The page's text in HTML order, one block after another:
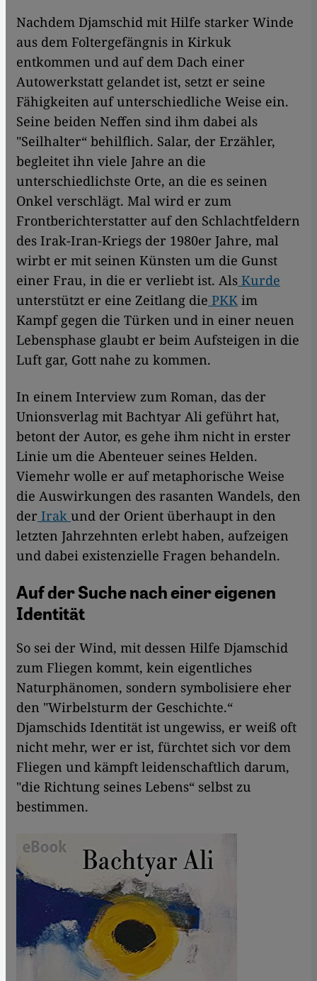
Nachdem Djamschid mit Hilfe starker Winde
aus dem Foltergefängnis in Kirkuk
entkommen und auf dem Dach einer
Autowerkstatt gelandet ist, setzt er seine
Fähigkeiten auf unterschiedliche Weise ein.
Seine beiden Neffen sind ihm dabei als
"Seilhalter“ behilflich. Salar, der Erzähler,
begleitet ihn viele Jahre an die
unterschiedlichste Orte, an die es seinen
Onkel verschlägt. Mal wird er zum
Frontberichterstatter auf den Schlachtfeldern
des Irak-Iran-Kriegs der 1980er Jahre, mal
wirbt er mit seinen Künsten um die Gunst
einer Frau, in die er verliebt ist. Als Kurde
unterstützt er eine Zeitlang die PKK im
Kampf gegen die Türken und in einer neuen
Lebensphase glaubt er beim Aufsteigen in die
Luft gar, Gott nahe zu kommen.
In einem Interview zum Roman, das der
Unionsverlag mit Bachtyar Ali geführt hat,
betont der Autor, es gehe ihm nicht in erster
Linie um die Abenteuer seines Helden.
Viemehr wolle er auf metaphorische Weise
die Auswirkungen des rasanten Wandels, den
der Irak und der Orient überhaupt in den
letzten Jahrzehnten erlebt haben, aufzeigen
und dabei existenzielle Fragen behandeln.
Auf der Suche nach einer eigenen
Identität
So sei der Wind, mit dessen Hilfe Djamschid
zum Fliegen kommt, kein eigentliches
Naturphänomen, sondern symbolisiere eher
den "Wirbelsturm der Geschichte.“
Djamschids Identität ist ungewiss, er weiß oft
nicht mehr, wer er ist, fürchtet sich vor dem
Fliegen und kämpft leidenschaftlich darum,
"die Richtung seines Lebens“ selbst zu
bestimmen.